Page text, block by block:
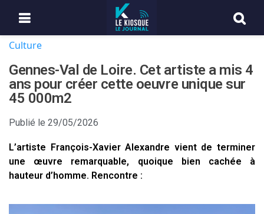
Culture
Gennes-Val de Loire. Cet artiste a mis 4
ans pour créer cette oeuvre unique sur
45 000m2
Publié le 29/05/2026
L’artiste François-Xavier Alexandre vient de terminer
une œuvre remarquable, quoique bien cachée à
hauteur d’homme. Rencontre :